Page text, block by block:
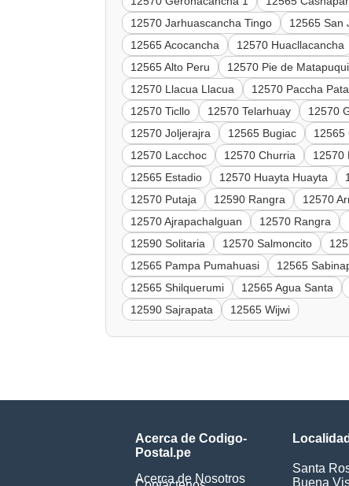
12570 Jarhuascancha Tingo
12565 San
12565 Acocancha
12570 Huacllacancha
12565 Alto Peru
12570 Pie de
12570 Llacua Llacua
12570 Paccha
12570 Ticllo
12570 Telarhuay 12570
12570 Joljerajra
12565 Bugiac 12565
12570 Lacchoc
12570 Churria 12570
12565 Estadio
12570 Huayta Huayta
12570 Putaja
12590 Rangra 12570
12570 Ajrapachalguan
12570 Rangra
12590 Solitaria
12570 Salmoncito
12565 Pampa Pumahuasi
12565
12565 Shilquerumi
12565 Agua Santa
12590 Sajrapata
12565 Wijwi
Acerca de Codigo-
Postal.pe
Acerca de Nosotros
Santa
Buena